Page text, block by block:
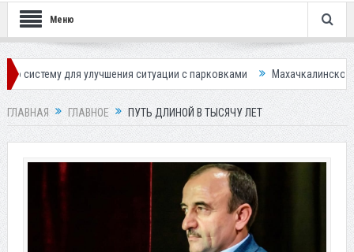
Меню
ситуации с парковками Махачкалинское «Динамо»
ГЛАВНАЯ ГЛАВНОЕ ПУТЬ ДЛИНОЙ В ТЫСЯЧУ ЛЕТ